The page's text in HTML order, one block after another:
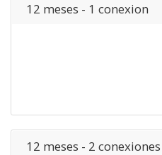
12 meses - 1 conexion
12 meses - 2 conexiones